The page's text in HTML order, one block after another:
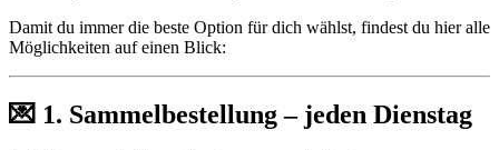
Damit du immer die beste Option für dich wählst, findest du hier alle
Möglichkeiten auf einen Blick:
💌 1. Sammelbestellung – jeden Dienstag